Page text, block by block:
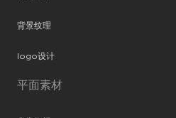
背景纹理
logo设计
平面素材